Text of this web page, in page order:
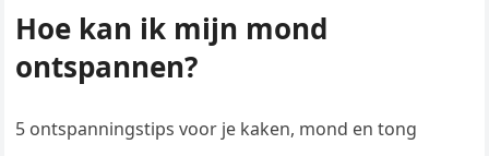
Hoe kan ik mijn mond
ontspannen?
5 ontspanningstips voor je kaken, mond en tong